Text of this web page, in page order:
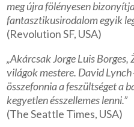
meg újra fölényesen
fantasztikusirodalom egyik
(Revolution SF, USA)
„Akárcsak Jorge Luis
világok mestere. David
összefonnia a feszültséget a
kegyetlen ésszellemes lenni.”
(The Seattle Times, USA)